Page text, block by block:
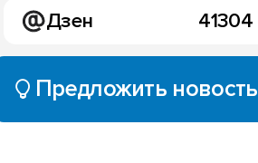
Дзен
41304
Предложить новость